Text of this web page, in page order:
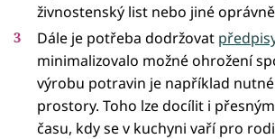
živnostenský list nebo jiné
Dále je potřeba dodržovat
minimalizovalo možné ohrožení
výrobu potravin je například
prostory. Toho lze docílit i
času, kdy se v kuchyni vaří pro